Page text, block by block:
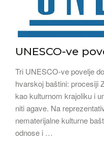
UNESCO-ve
Tri UNESCO-ve povelje
hvarskoj baštini: procesiji
kao kulturnom krajoliku i
niti agave. Na
nematerijalne kulturne
odnose i …